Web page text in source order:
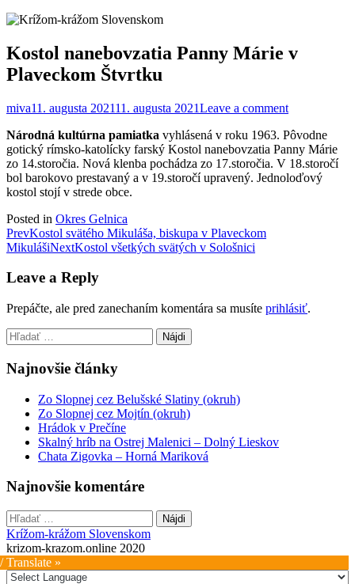
Kostol nanebovzatia Panny Márie v
Plaveckom Štvrtku
miva11. augusta 202111. augusta 2021Leave a comment
Národná kultúrna pamiatka vyhlásená v roku 1963. Pôvodne
gotický rímsko-katolícky farský Kostol nanebovzatia Panny Márie
zo 14.storočia. Nová klenba pochádza zo 17.storočia. V 18.storočí
bol barokovo prestavaný a v 19.storočí upravený. Jednoloďový
kostol stojí v strede obce.
Posted in Okres Gelnica
Post
navigation
PrevKostol svätého Mikuláša, biskupa v Plaveckom
MikulášiNextKostol všetkých svätých v Sološnici
Leave a Reply
Prepáčte, ale pred zanechaním komentára sa musíte prihlásiť.
Hľadať:
Najnovšie články
Zo Slopnej cez Belušské Slatiny (okruh)
Zo Slopnej cez Mojtín (okruh)
Hrádok v Prečíne
Skalný hríb na Ostrej Malenici – Dolný Lieskov
Chata Zigovka – Horná Mariková
Najnovšie komentáre
Hľadať:
Krížom-krážom Slovenskom
krizom-krazom.online 2020
Translate »